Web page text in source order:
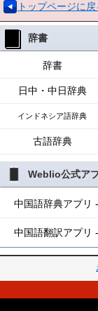
トップページに戻
辞書
辞書
日中・中日辞典
インドネシア語辞典
古語辞典
Weblio公式ア
中国語辞典アプリ
中国語翻訳アプリ